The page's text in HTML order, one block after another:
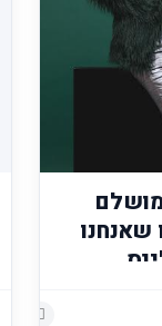
הוסף רשומת תגובה
המושלם